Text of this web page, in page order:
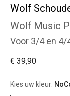
Wolf
Wolf Music
Voor 3/4 en 4/
€ 39,90
Kies uw kleur: